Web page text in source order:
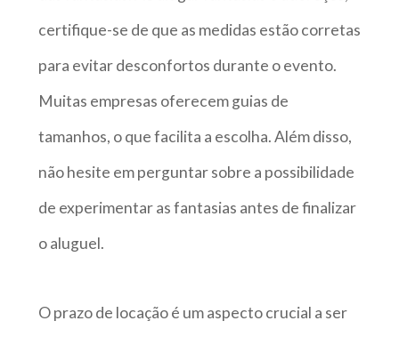
certifique-se de que as medidas estão corretas
para evitar desconfortos durante o evento.
Muitas empresas oferecem guias de
tamanhos, o que facilita a escolha. Além disso,
não hesite em perguntar sobre a possibilidade
de experimentar as fantasias antes de finalizar
o aluguel.
O prazo de locação é um aspecto crucial a ser